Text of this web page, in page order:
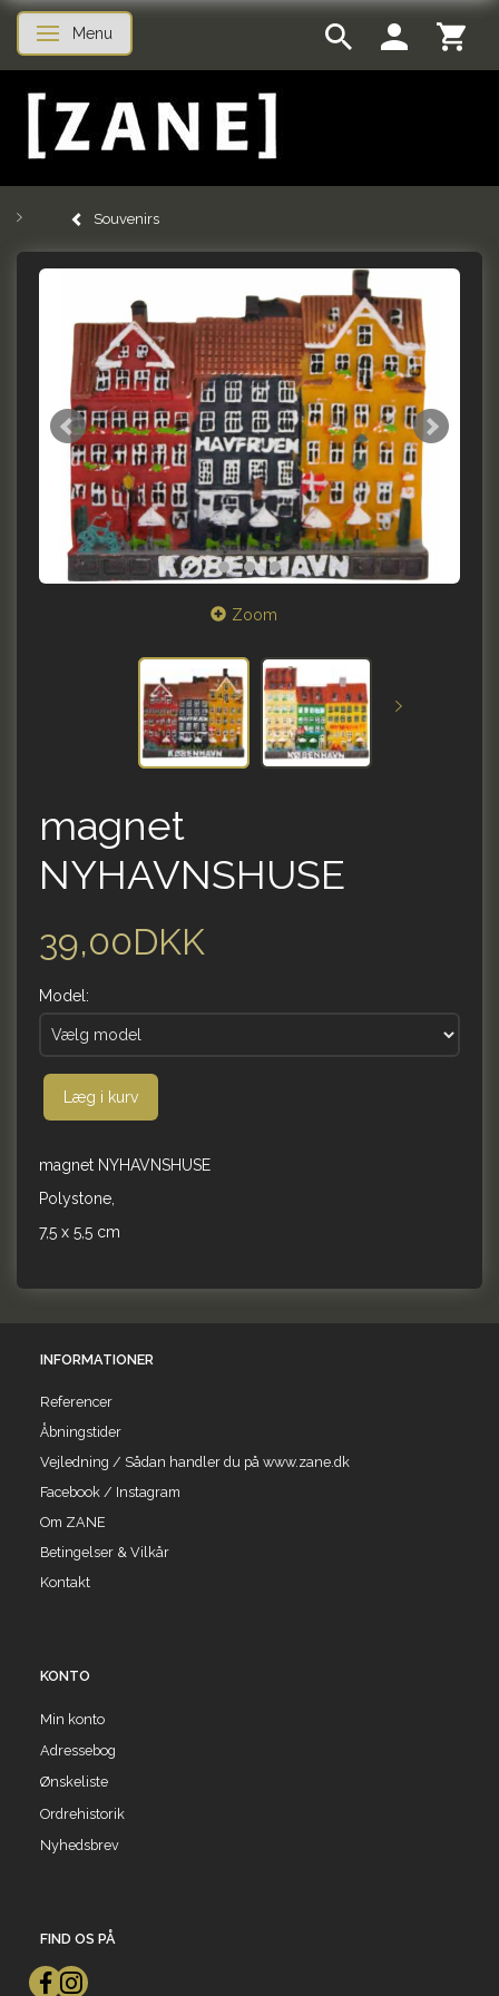
Skifte navigation
Menu
Souvenirs
Zoom
magnet
NYHAVNSHUSE
39,00DKK
Model:
Læg i kurv
magnet NYHAVNSHUSE
Polystone,
7,5 x 5,5 cm
INFORMATIONER
Referencer
Åbningstider
Vejledning / Sådan handler du på www.zane.dk
Facebook / Instagram
Om ZANE
Betingelser & Vilkår
Kontakt
KONTO
Min konto
Adressebog
Ønskeliste
Ordrehistorik
Nyhedsbrev
FIND OS PÅ